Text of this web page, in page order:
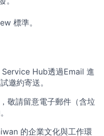
標準。
Service Hub透過Email 進
邀約寄送。
敬請留意電子郵件（含垃
的企業文化與工作環